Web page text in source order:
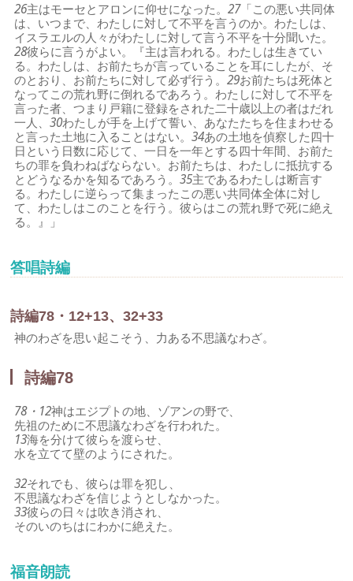
26主はモーセとアロンに仰せになった。27「この悪い共同体
は、いつまで、わたしに対して不平を言うのか。わたしは、
イスラエルの人々がわたしに対して言う不平を十分聞いた。
28彼らに言うがよい。『主は言われる。わたしは生きてい
る。わたしは、お前たちが言っていることを耳にしたが、そ
のとおり、お前たちに対して必ず行う。29お前たちは死体と
なってこの荒れ野に倒れるであろう。わたしに対して不平を
言った者、つまり戸籍に登録をされた二十歳以上の者はだれ
一人、30わたしが手を上げて誓い、あなたたちを住まわせる
と言った土地に入ることはない。34あの土地を偵察した四十
日という日数に応じて、一日を一年とする四十年間、お前た
ちの罪を負わねばならない。お前たちは、わたしに抵抗する
とどうなるかを知るであろう。35主であるわたしは断言す
る。わたしに逆らって集まったこの悪い共同体全体に対し
て、わたしはこのことを行う。彼らはこの荒れ野で死に絶え
る。』」
答唱詩編
詩編78・12+13、32+33
神のわざを思い起こそう、力ある不思議なわざ。
詩編78
78・12神はエジプトの地、ゾアンの野で、
先祖のために不思議なわざを行われた。
13海を分けて彼らを渡らせ、
水を立てて壁のようにされた。
32それでも、彼らは罪を犯し、
不思議なわざを信じようとしなかった。
33彼らの日々は吹き消され、
そのいのちはにわかに絶えた。
福音朗読